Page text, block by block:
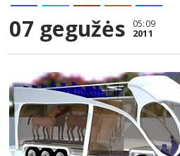
07 gegužės 05:09
2011